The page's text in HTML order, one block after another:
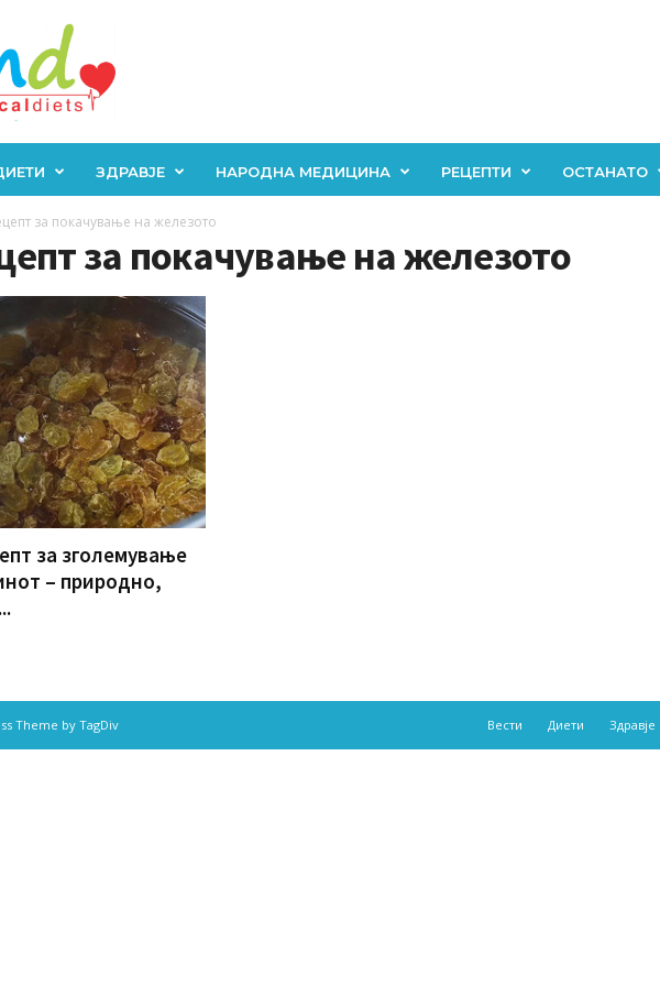
ЗДРАВЈЕ НАРОДНА МЕДИЦИНА РЕЦЕПТИ ОСТАНАТО
за покачување на железото
за покачување на железото
за зголемување
– природно,
Вести Диети Здравје
Theme by TagDiv